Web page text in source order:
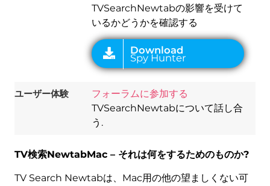
TVSearchNewtabの影響を受けて
いるかどうかを確認する
ユーザー体験
フォーラムに参加する
TVSearchNewtabについて話し合
う.
TV検索NewtabMac – それは何をするためのものか?
TV Search Newtabは、Mac用の他の望ましくない可